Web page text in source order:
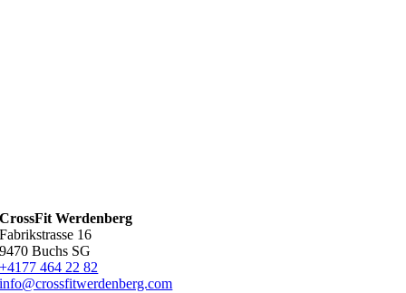
CrossFit Werdenberg
Fabrikstrasse 16
9470 Buchs SG
+4177 464 22 82
info@crossfitwerdenberg.com